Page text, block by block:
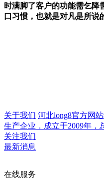
时满脚了客户的功能需乞降
口习惯，也就是对凡是所说
关于我们 河北long8官方网
生产企业，成立于2009年，
关注我们
最新消息
在线服务